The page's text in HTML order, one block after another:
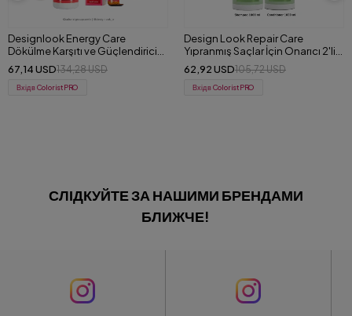
Design Look Repair Care
Yıpranmış Saçlar İçin Onarıcı 2'li
Set (Şampuan+Saç Kremi) 1000
ml
62,92 USD105,72 USD
Вхід в ColoristPRO
Design Look Repair Care
Yıpranmış Saçlar İçin Onarıcı 3'lü
Set (Şampuan+Maske+Köpük)
58,75 USD117,49 USD
Вхід в ColoristPRO
СЛІДКУЙТЕ ЗА НАШИМИ БРЕНДАМИ
БЛИЖЧЕ!